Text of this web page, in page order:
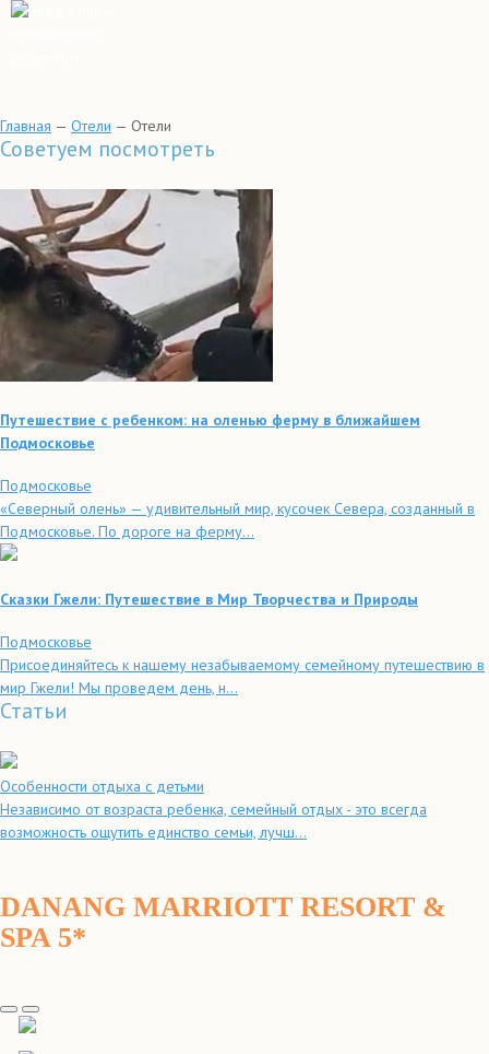
Главная — Отели — Отели
Советуем посмотреть
Путешествие с ребенком: на оленью ферму в ближайшем
Подмосковье
Подмосковье
«Северный олень» — удивительный мир, кусочек Севера, созданный в
Подмосковье. По дороге на ферму...
Сказки Гжели: Путешествие в Мир Творчества и Природы
Подмосковье
Присоединяйтесь к нашему незабываемому семейному путешествию в
мир Гжели! Мы проведем день, н...
Статьи
Особенности отдыха с детьми
Независимо от возраста ребенка, семейный отдых - это всегда
возможность ощутить единство семьи, лучш...
DANANG MARRIOTT RESORT &
SPA 5*